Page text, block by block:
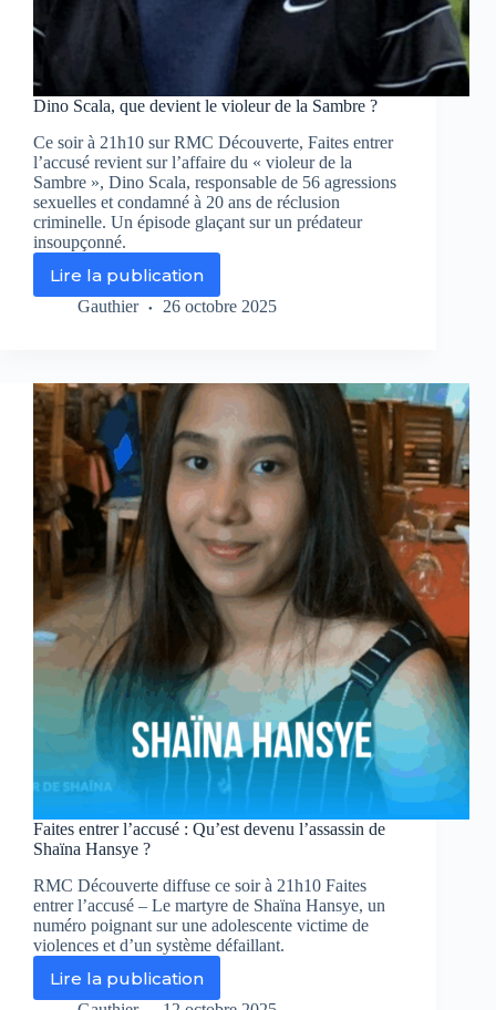
Dino Scala, que devient le violeur de la Sambre ?
Ce soir à 21h10 sur RMC Découverte, Faites entrer
l’accusé revient sur l’affaire du « violeur de la
Sambre », Dino Scala, responsable de 56 agressions
sexuelles et condamné à 20 ans de réclusion
criminelle. Un épisode glaçant sur un prédateur
insoupçonné.
Lire la publication
Dino
Scala,
violeur
de
la
Sambre
?
Gauthier 26 octobre 2025
Faites entrer l’accusé : Qu’est devenu l’assassin de
Shaïna Hansye ?
RMC Découverte diffuse ce soir à 21h10 Faites
entrer l’accusé – Le martyre de Shaïna Hansye, un
numéro poignant sur une adolescente victime de
violences et d’un système défaillant.
Lire la publication
Faites